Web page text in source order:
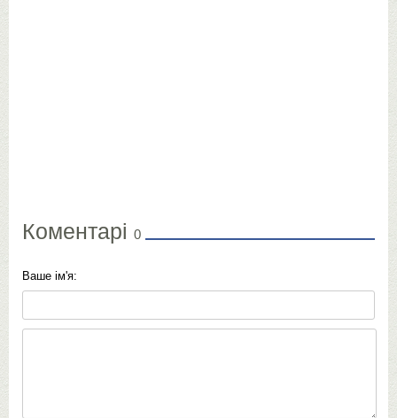
Коментарі 0
Ваше ім'я: